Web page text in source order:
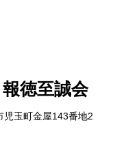
徳至誠会
玉町金屋143番地2